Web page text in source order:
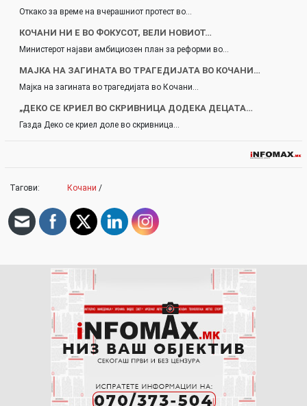
Откако за време на вчерашниот протест во…
КОЧАНИ НИ Е ВО ФОКУСОТ, ВЕЛИ НОВИОТ…
Министерот најави амбициозен план за реформи во…
МАЈКА НА ЗАГИНАТА ВО ТРАГЕДИЈАТА ВО КОЧАНИ…
Мајка на загината во трагедијата во Кочани…
„ДЕКО СЕ КРИЕЛ ВО СКРИВНИЦА ДОДЕКА ДЕЦАТА…
Газда Деко се криел доле во скривница…
Тагови: Кочани /